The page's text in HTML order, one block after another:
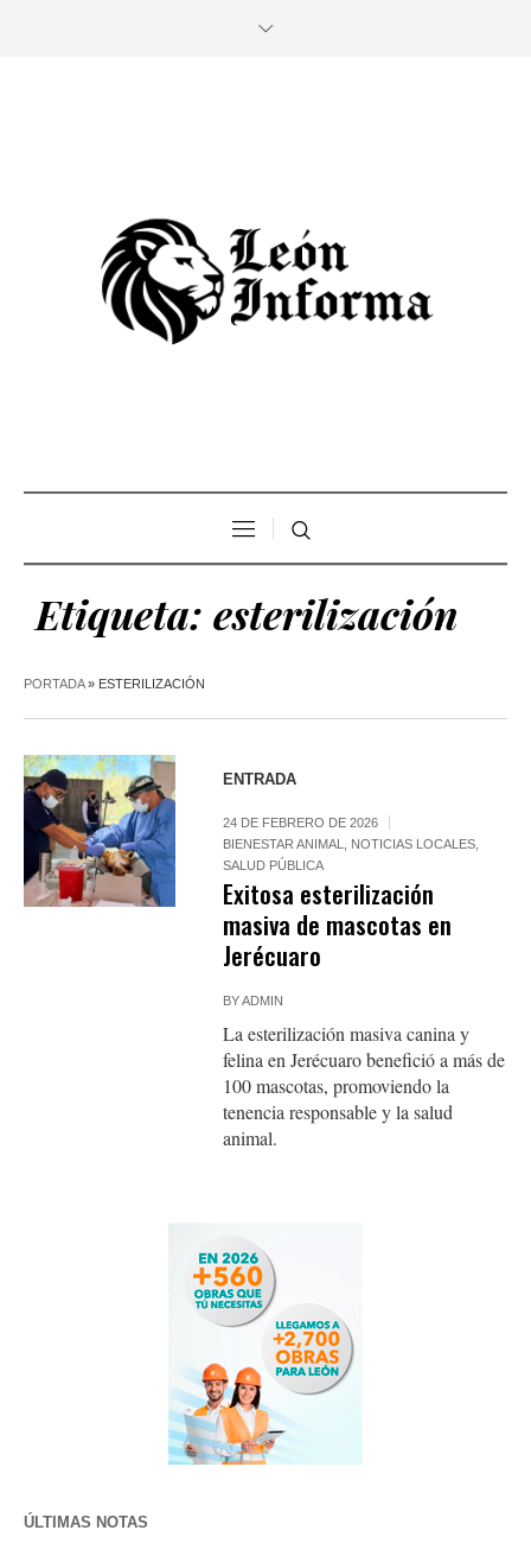
Etiqueta: esterilización
PORTADA» ESTERILIZACIÓN
ENTRADA
24 DE FEBRERO DE 2026
BIENESTAR ANIMAL
NOTICIAS LOCALES
SALUD PÚBLICA
Exitosa esterilización
masiva de mascotas en
Jerécuaro
BYADMIN
La esterilización masiva canina y
felina en Jerécuaro benefició a más de
100 mascotas, promoviendo la
tenencia responsable y la salud
animal.
ÚLTIMAS NOTAS